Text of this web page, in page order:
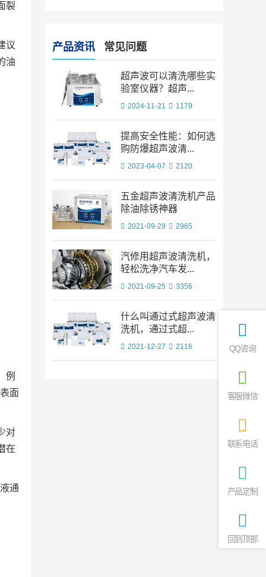
裂
议
油
例
面
对
在
通
产品资讯 常见问题
超声波可以清洗哪些实
验室仪器？超声...
2024-11-21 1179
提高安全性能：如何选
购防爆超声波清...
2023-04-07 2120
五金超声波清洗机产品
除油除锈神器
2021-09-29 2965
汽修用超声波清洗机，
轻松洗净汽车发...
2021-09-25 3356
什么叫通过式超声波清
洗机，通过式超...
2021-12-27 2116 QQ咨询
客服微信
联系电话
产品定制
回到顶部